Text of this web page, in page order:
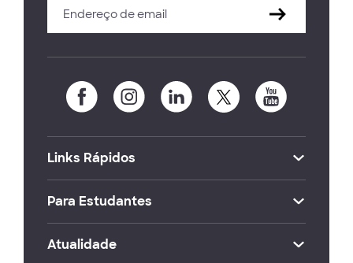
Links Rápidos
Para Estudantes
Atualidade